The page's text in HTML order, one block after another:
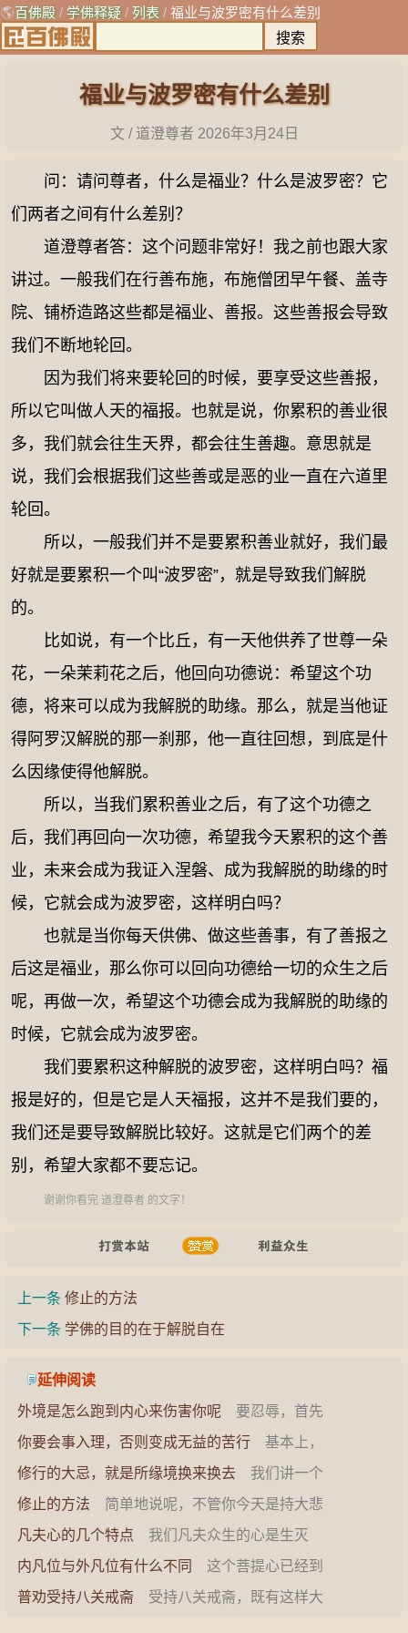
🌎百佛殿 / 学佛释疑 / 列表 / 福业与波罗密有什么差别
福业与波罗密有什么差别
文 / 道澄尊者 2026年3月24日
问：请问尊者，什么是福业？什么是波罗密？它
们两者之间有什么差别？
道澄尊者答：这个问题非常好！我之前也跟大家
讲过。一般我们在行善布施，布施僧团早午餐、盖寺
院、铺桥造路这些都是福业、善报。这些善报会导致
我们不断地轮回。
因为我们将来要轮回的时候，要享受这些善报，
所以它叫做人天的福报。也就是说，你累积的善业很
多，我们就会往生天界，都会往生善趣。意思就是
说，我们会根据我们这些善或是恶的业一直在六道里
轮回。
所以，一般我们并不是要累积善业就好，我们最
好就是要累积一个叫“波罗密”，就是导致我们解脱
的。
比如说，有一个比丘，有一天他供养了世尊一朵
花，一朵茉莉花之后，他回向功德说：希望这个功
德，将来可以成为我解脱的助缘。那么，就是当他证
得阿罗汉解脱的那一刹那，他一直往回想，到底是什
么因缘使得他解脱。
所以，当我们累积善业之后，有了这个功德之
后，我们再回向一次功德，希望我今天累积的这个善
业，未来会成为我证入涅磐、成为我解脱的助缘的时
候，它就会成为波罗密，这样明白吗？
也就是当你每天供佛、做这些善事，有了善报之
后这是福业，那么你可以回向功德给一切的众生之后
呢，再做一次，希望这个功德会成为我解脱的助缘的
时候，它就会成为波罗密。
我们要累积这种解脱的波罗密，这样明白吗？福
报是好的，但是它是人天福报，这并不是我们要的，
我们还是要导致解脱比较好。这就是它们两个的差
别，希望大家都不要忘记。
谢谢你看完 道澄尊者 的文字！
上一条 修止的方法
下一条 学佛的目的在于解脱自在
延伸阅读
外境是怎么跑到内心来伤害你呢 要忍辱，首先
你要对你内心的相状有所了解。相状是很重要的
你要会事入理，否则变成无益的苦行 基本上，
坛场每一个供品都有它的表法，有那个道理在事
修行的大忌，就是所缘境换来换去 我们讲一个
山羊的故事，诸位体会一下。说有一只山羊，这
修止的方法 简单地说呢，不管你今天是持大悲
咒或者是念佛或者是念观世音菩萨，所谓的止就
凡夫心的几个特点 我们凡夫众生的心是生灭
心，它有几个特点： 第一是攀缘。 我们的心是没
内凡位与外凡位有什么不同
这个菩提心已经到
了不退转，这个地方我们解释一下。“求于无上菩
普劝受持八关戒斋 受持八关戒斋，既有这样大